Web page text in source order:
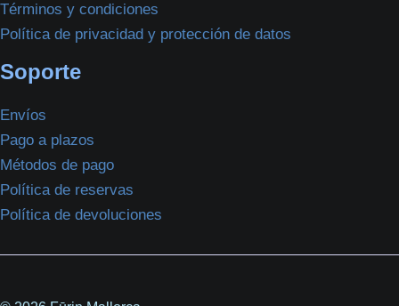
Términos y condiciones
Política de privacidad y protección de datos
Soporte
Envíos
Pago a plazos
Métodos de pago
Política de reservas
Política de devoluciones